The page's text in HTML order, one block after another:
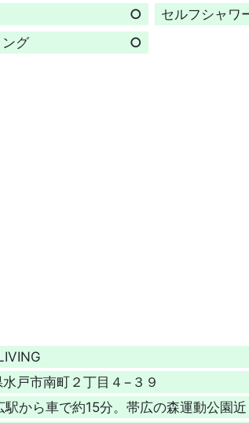
○
セルフシャワ
グ
○
戸市南町２丁目４−３９
駅から車で約15分。帯広の森運動公園